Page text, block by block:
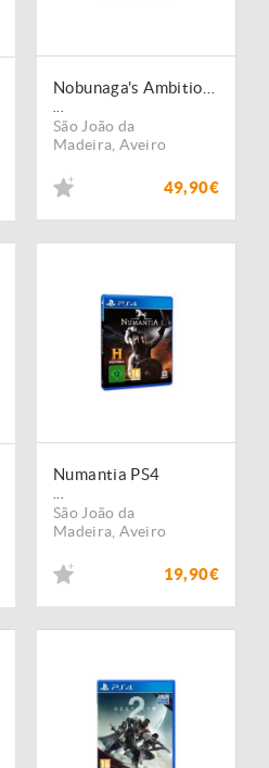
São João da
Madeira ,Aveiro
49,90€
Numantia PS4
São João da
Madeira ,Aveiro
19,90€